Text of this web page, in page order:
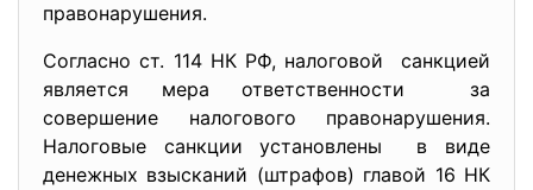
правонарушения.
Согласно ст. 114 НК РФ, налоговой санкцией
является мера ответственности за
совершение налогового правонарушения.
Налоговые санкции установлены в виде
денежных взысканий (штрафов) главой 16 НК